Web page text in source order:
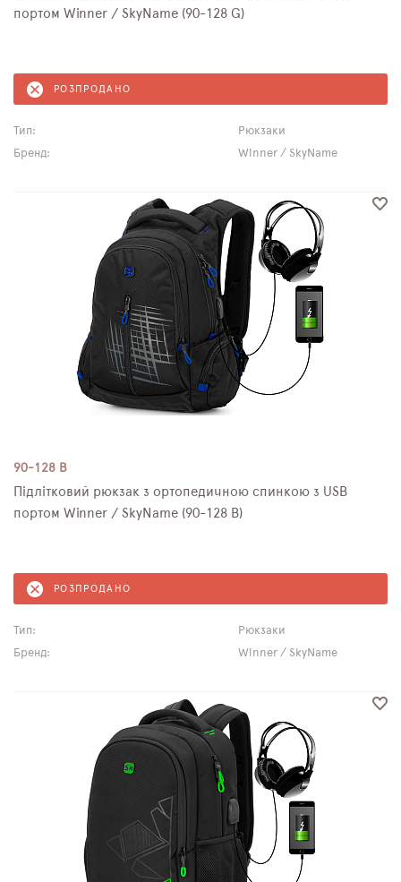
портом Winner / SkyName (90-128 G)
РОЗПРОДАНО
Тип:
Рюкзаки
Бренд:
Winner / SkyName
90-128 B
Підлітковий рюкзак з ортопедичною спинкою з USB
портом Winner / SkyName (90-128 B)
РОЗПРОДАНО
Тип:
Рюкзаки
Бренд:
Winner / SkyName